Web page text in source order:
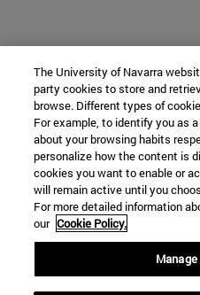
The University of Navarra
party cookies to store and
browse. Different types of
For example, to identify you as
about your browsing habits
personalize how the content is
cookies you want to enable or
will remain active until you
For more detailed information
our Cookie Policy.